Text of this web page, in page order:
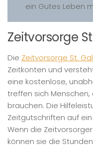
ein Gutes Leben
Zeitvorsorge
Die Zeitvorsorge St.
Zeitkonten und
eine kostenlose,
treffen sich
brauchen. Die
Zeitgutschriften auf
Wenn die
können sie die